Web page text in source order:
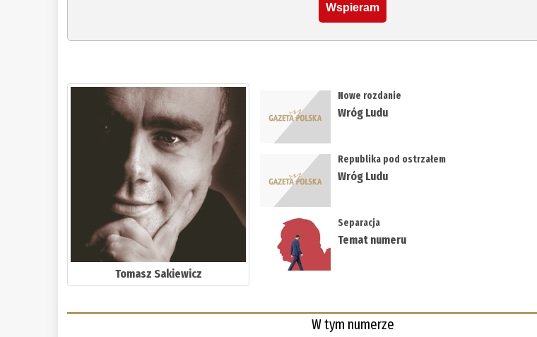
Wspieram
Tomasz Sakiewicz
Nowe rozdanie
Wróg Ludu
Republika pod ostrzałem
Wróg Ludu
Separacja
Temat numeru
W tym numerze